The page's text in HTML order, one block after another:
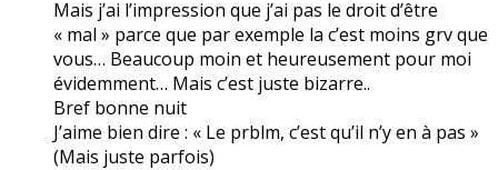
Mais j’ai l’impression que j’ai pas le droit d’être
« mal » parce que par exemple la c’est moins grv que
vous… Beaucoup moin et heureusement pour moi
évidemment… Mais c’est juste bizarre..
Bref bonne nuit
J’aime bien dire : « Le prblm, c’est qu’il n’y en à pas »
(Mais juste parfois)